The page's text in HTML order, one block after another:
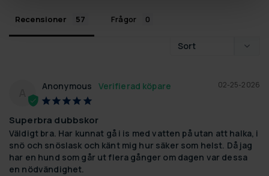
Recensioner Frågor
02-25-2026
Anonymous
Superbra dubbskor
Väldigt bra. Har kunnat gå i is med vatten på utan att halka, i
snö och snöslask och känt mig hur säker som helst. Då jag
har en hund som går ut flera gånger om dagen var dessa
en nödvändighet.